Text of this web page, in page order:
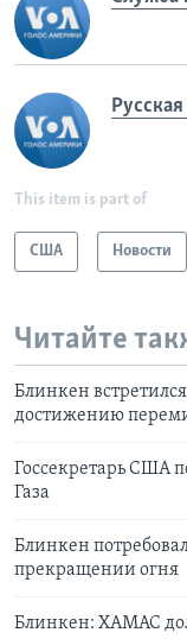
This item is part of
США Новости
Читайте
Блинкен
достижению
Госсекретарь США
Газа
Блинкен
прекращении огня
Блинкен: ХАМАС